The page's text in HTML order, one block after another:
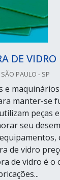
DE VIDRO
PAULO - SP
manter-se
peças
seu
de vidro
de vidro é o